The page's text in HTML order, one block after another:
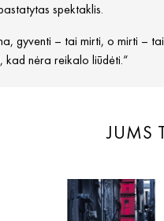
spektaklis.
gyventi – tai mirti, o mirti –
kad nėra reikalo liūdėti.“
JUMS